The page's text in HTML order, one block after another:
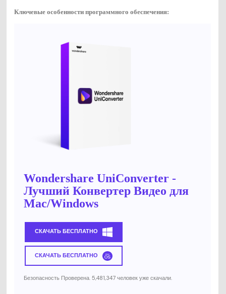
Ключевые особенности программного обеспечения:
Wondershare UniConverter -
Лучший Конвертер Видео для
Mac/Windows
СКАЧАТЬ БЕСПЛАТНО
СКАЧАТЬ БЕСПЛАТНО
Безопасность Проверена. 5,481,347 человек уже скачали.